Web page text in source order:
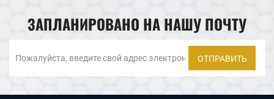
ЗАПЛАНИРОВАНО НА НАШУ ПОЧТУ
ОТПРАВИТЬ